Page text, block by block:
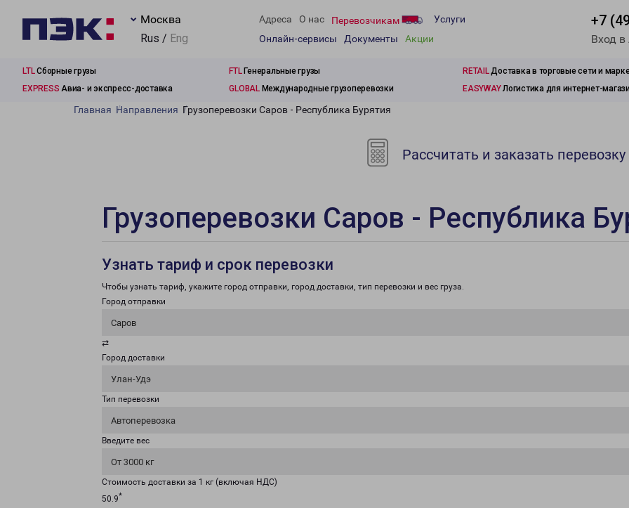
Москва
Rus / Eng
Адреса О нас Перевозчикам
Услуги
Онлайн-сервисы
Документы Акции
+7
Вход
LTLСборные грузы FTLГенеральные грузы RETAILДоставка в торговые сети и
EXPRESS Авиа- и экспресс-доставка GLOBALМеждународные грузоперевозки EASYWAYЛогистика для интернет-
Главная Направления Грузоперевозки Саров - Республика Бурятия
Рассчитать и заказать перевозку
Грузоперевозки Саров - Республика
Узнать тариф и срок перевозки
Чтобы узнать тариф, укажите город отправки, город доставки, тип перевозки и вес груза.
Город отправки
Саров
⇄
Город доставки
Улан-Удэ
Тип перевозки
Автоперевозка
Введите вес
От 3000 кг
Стоимость доставки за 1 кг (включая НДС)
50.9*